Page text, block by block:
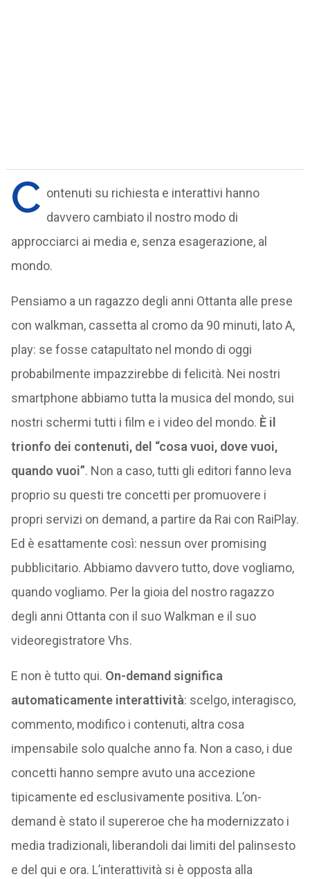
C ontenuti su richiesta e interattivi hanno
davvero cambiato il nostro modo di
approcciarci ai media e, senza esagerazione, al
mondo.
Pensiamo a un ragazzo degli anni Ottanta alle prese
con walkman, cassetta al cromo da 90 minuti, lato A,
play: se fosse catapultato nel mondo di oggi
probabilmente impazzirebbe di felicità. Nei nostri
smartphone abbiamo tutta la musica del mondo, sui
nostri schermi tutti i film e i video del mondo. È il
trionfo dei contenuti, del “cosa vuoi, dove vuoi,
quando vuoi”. Non a caso, tutti gli editori fanno leva
proprio su questi tre concetti per promuovere i
propri servizi on demand, a partire da Rai con RaiPlay.
Ed è esattamente così: nessun over promising
pubblicitario. Abbiamo davvero tutto, dove vogliamo,
quando vogliamo. Per la gioia del nostro ragazzo
degli anni Ottanta con il suo Walkman e il suo
videoregistratore Vhs.
E non è tutto qui. On-demand significa
automaticamente interattività: scelgo, interagisco,
commento, modifico i contenuti, altra cosa
impensabile solo qualche anno fa. Non a caso, i due
concetti hanno sempre avuto una accezione
tipicamente ed esclusivamente positiva. L’on-
demand è stato il supereroe che ha modernizzato i
media tradizionali, liberandoli dai limiti del palinsesto
e del qui e ora. L’interattività si è opposta alla